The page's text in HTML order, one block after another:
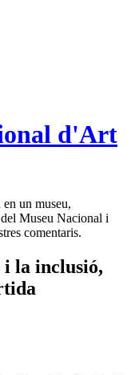
d'Art
un museu,
Museu Nacional i
comentaris.
i la inclusió,